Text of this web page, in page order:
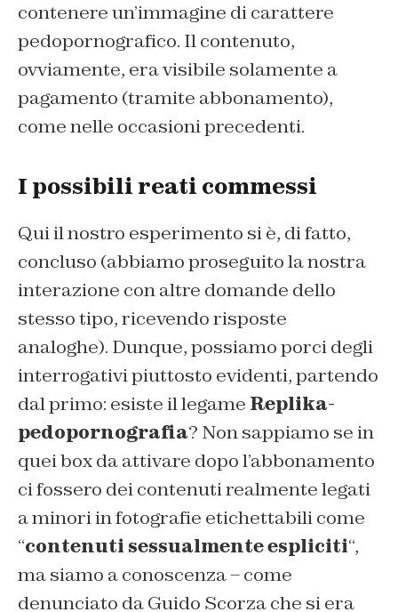
contenere un’immagine di carattere
pedopornografico. Il contenuto,
ovviamente, era visibile solamente a
pagamento (tramite abbonamento),
come nelle occasioni precedenti.
I possibili reati commessi
Qui il nostro esperimento si è, di fatto,
concluso (abbiamo proseguito la nostra
interazione con altre domande dello
stesso tipo, ricevendo risposte
analoghe). Dunque, possiamo porci degli
interrogativi piuttosto evidenti, partendo
dal primo: esiste il legame Replika-
pedopornografia? Non sappiamo se in
quei box da attivare dopo l’abbonamento
ci fossero dei contenuti realmente legati
a minori in fotografie etichettabili come
“contenuti sessualmente espliciti“,
ma siamo a conoscenza – come
denunciato da Guido Scorza che si era